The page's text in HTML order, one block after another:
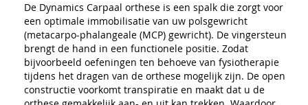
De Dynamics Carpaal orthese is een spalk die zorgt voor
een optimale immobilisatie van uw polsgewricht
(metacarpo-phalangeale (MCP) gewricht). De vingersteun
brengt de hand in een functionele positie. Zodat
bijvoorbeeld oefeningen ten behoeve van fysiotherapie
tijdens het dragen van de orthese mogelijk zijn. De open
constructie voorkomt transpiratie en maakt dat u de